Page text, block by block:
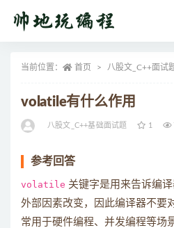
当前位置： 首页 八股文_C++面试
volatile有什么作用
八股文_C++基础面试题 1
参考回答
volatile 关键字是用来告诉编
外部因素改变，因此编译器不要
常用于硬件编程、并发编程等场